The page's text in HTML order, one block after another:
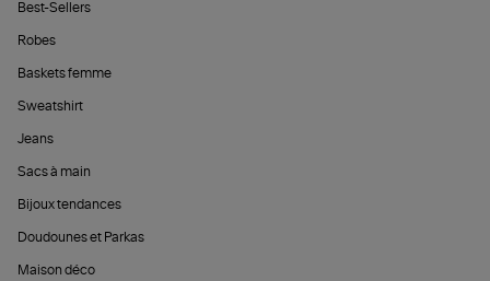
Best-Sellers
Robes
Baskets femme
Sweatshirt
Jeans
Sacs à main
Bijoux tendances
Doudounes et Parkas
Maison déco